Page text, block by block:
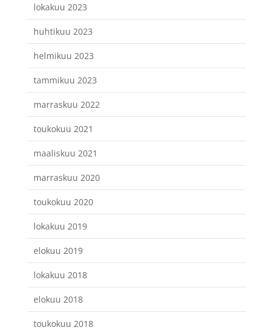
lokakuu 2023
huhtikuu 2023
helmikuu 2023
tammikuu 2023
marraskuu 2022
toukokuu 2021
maaliskuu 2021
marraskuu 2020
toukokuu 2020
lokakuu 2019
elokuu 2019
lokakuu 2018
elokuu 2018
toukokuu 2018